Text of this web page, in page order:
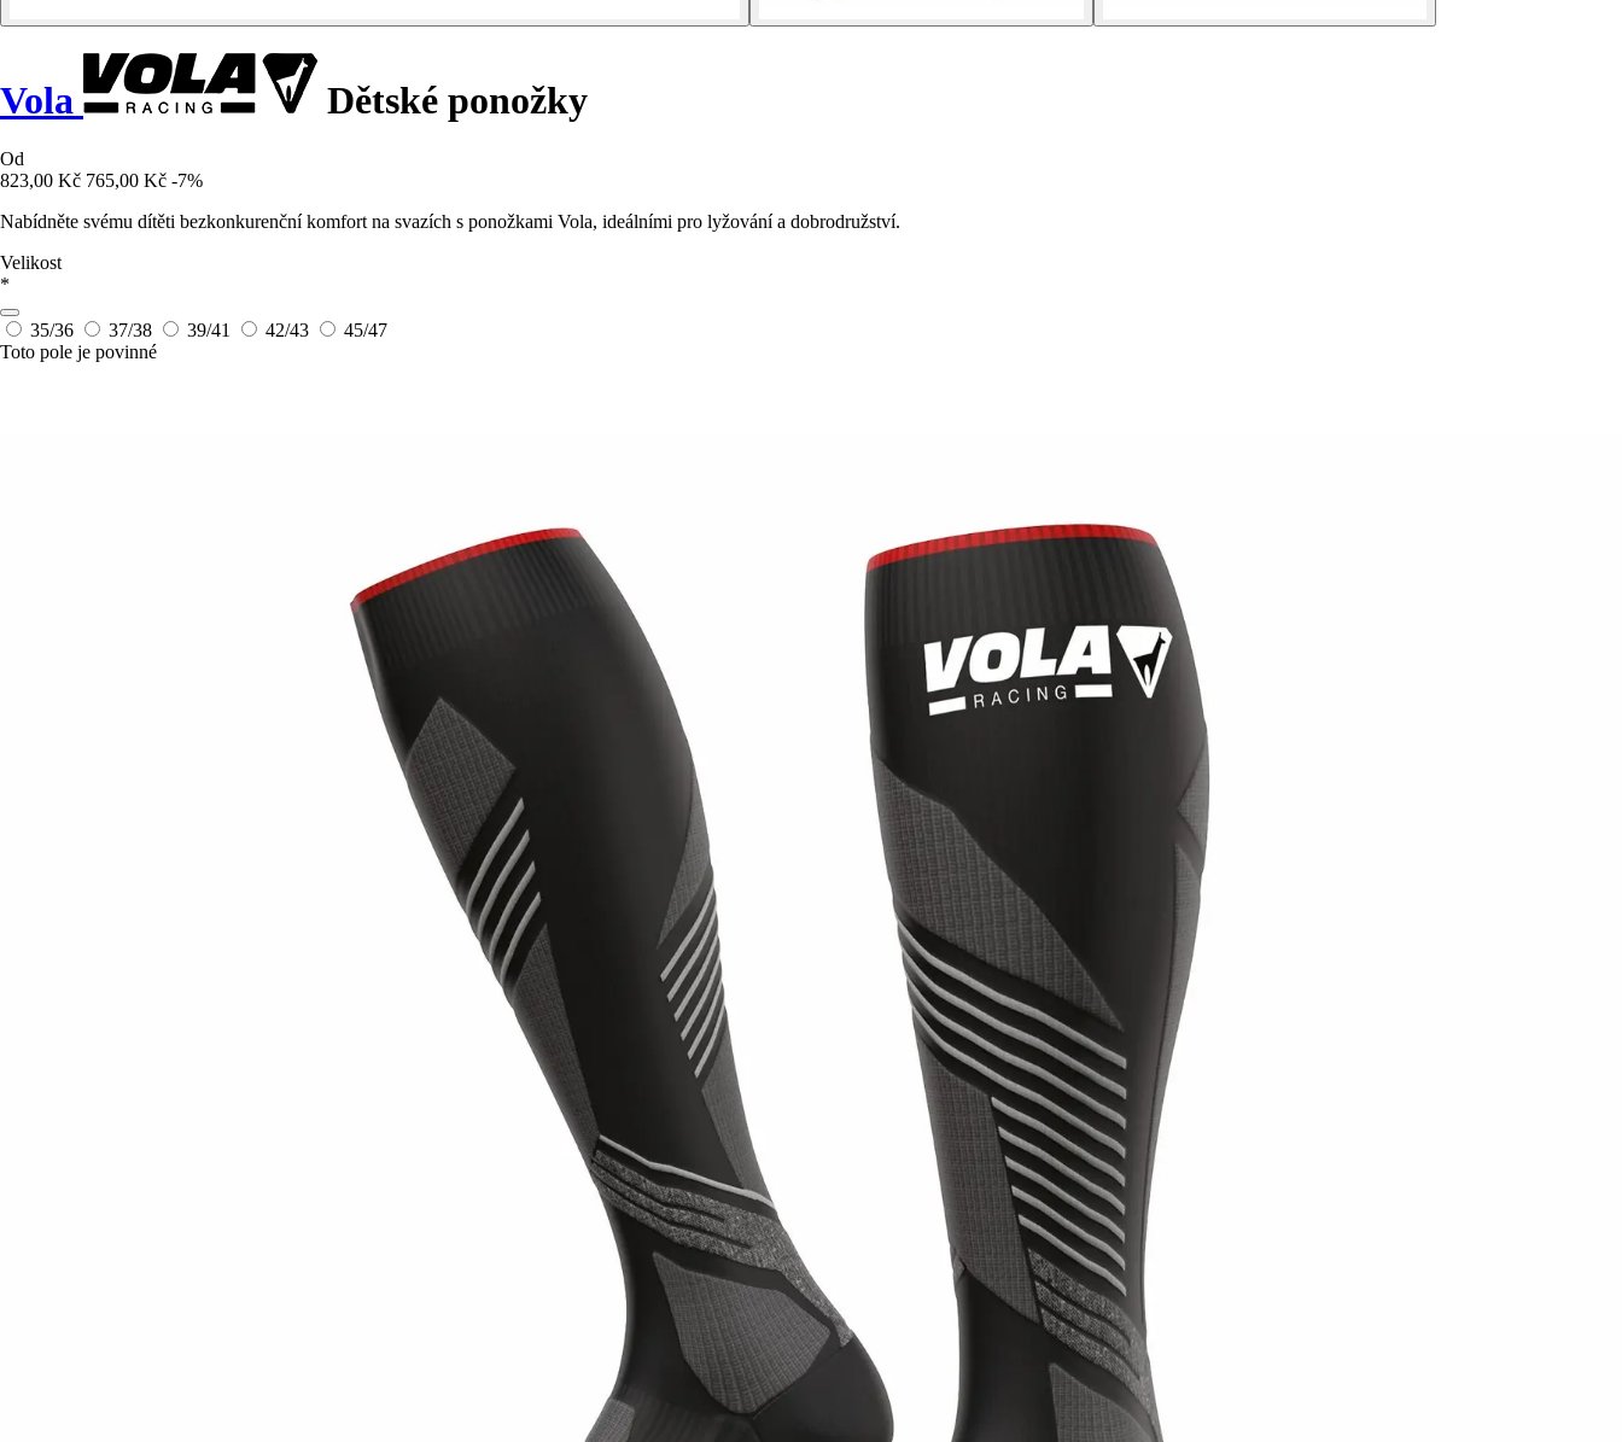
Vola Dětské ponožky
Od
823,00 Kč 765,00 Kč -7%
Nabídněte svému dítěti bezkonkurenční komfort na svazích s ponožkami Vola, ideálními pro lyžování a dobrodružství.
Velikost
*
35/36 37/38 39/41 42/43
45/47
Toto pole je povinné